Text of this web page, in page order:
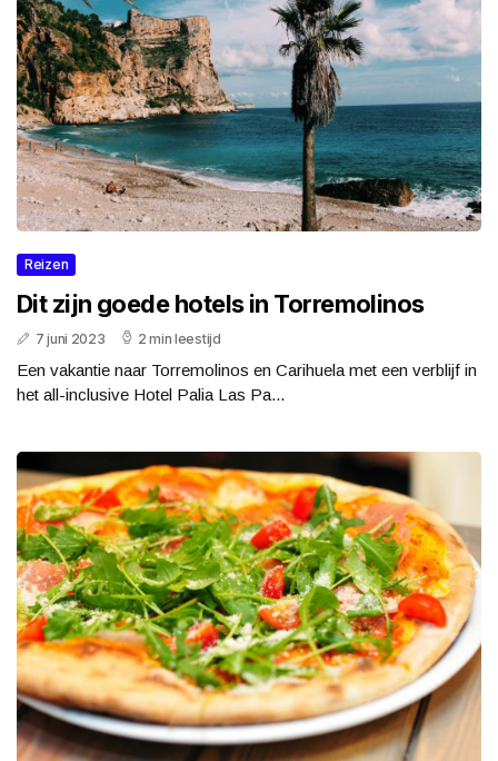
Reizen
Dit zijn goede hotels in Torremolinos
7 juni 2023 2 min leestijd
Een vakantie naar Torremolinos en Carihuela met een verblijf in
het all-inclusive Hotel Palia Las Pa...